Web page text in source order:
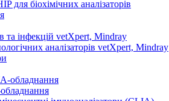
для біохімічних аналізаторів
та інфекцій vetXpert, Mindray
аналізаторів vetXpert, Mindray